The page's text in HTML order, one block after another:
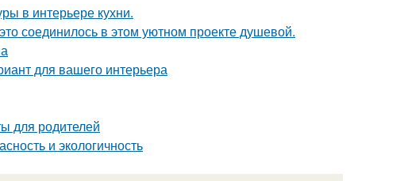
в интерьере кухни.
соединилось в этом уютном проекте душевой.
для вашего интерьера
для родителей
и экологичность